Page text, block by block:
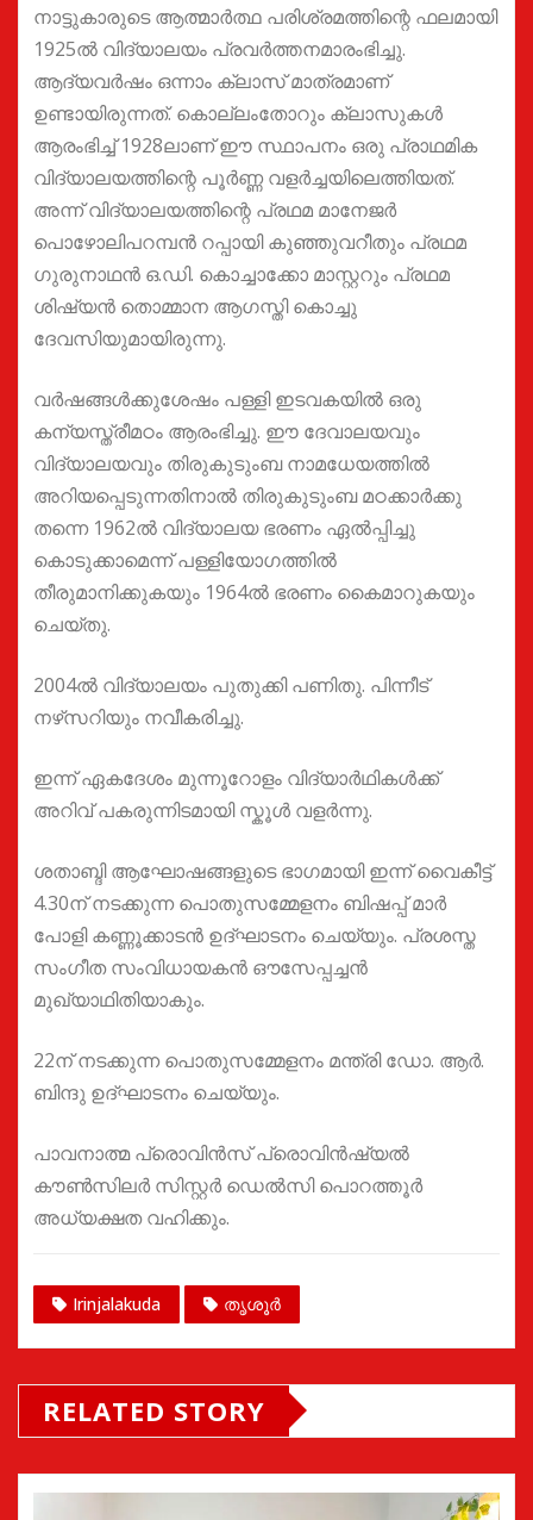
നാട്ടുകാരുടെ ആത്മാര്‍ത്ഥ പരിശ്രമത്തിന്റെ ഫലമായി
1925ല്‍ വിദ്യാലയം പ്രവര്‍ത്തനമാരംഭിച്ചു.
ആദ്യവര്‍ഷം ഒന്നാം ക്ലാസ് മാത്രമാണ്
ഉണ്ടായിരുന്നത്. കൊല്ലംതോറും ക്ലാസുകള്‍
ആരംഭിച്ച് 1928ലാണ് ഈ സ്ഥാപനം ഒരു പ്രാഥമിക
വിദ്യാലയത്തിന്റെ പൂര്‍ണ്ണ വളര്‍ച്ചയിലെത്തിയത്.
അന്ന് വിദ്യാലയത്തിന്റെ പ്രഥമ മാനേജര്‍
പൊഴോലിപറമ്പന്‍ റപ്പായി കുഞ്ഞുവറീതും പ്രഥമ
ഗുരുനാഥന്‍ ഒ.ഡി. കൊച്ചാക്കോ മാസ്റ്ററും പ്രഥമ
ശിഷ്യന്‍ തൊമ്മാന ആഗസ്തി കൊച്ചു
ദേവസിയുമായിരുന്നു.
വര്‍ഷങ്ങള്‍ക്കുശേഷം പള്ളി ഇടവകയില്‍ ഒരു
കന്യസ്ത്രീമഠം ആരംഭിച്ചു. ഈ ദേവാലയവും
വിദ്യാലയവും തിരുകുടുംബ നാമധേയത്തില്‍
അറിയപ്പെടുന്നതിനാല്‍ തിരുകുടുംബ മഠക്കാര്‍ക്കു
തന്നെ 1962ല്‍ വിദ്യാലയ ഭരണം ഏല്‍പ്പിച്ചു
കൊടുക്കാമെന്ന് പള്ളിയോഗത്തില്‍
തീരുമാനിക്കുകയും 1964ല്‍ ഭരണം കൈമാറുകയും
ചെയ്തു.
2004ല്‍ വിദ്യാലയം പുതുക്കി പണിതു. പിന്നീട്
നഴ്‌സറിയും നവീകരിച്ചു.
ഇന്ന് ഏകദേശം മുന്നൂറോളം വിദ്യാർഥികൾക്ക്
അറിവ് പകരുന്നിടമായി സ്കൂൾ വളർന്നു.
ശതാബ്ദി ആഘോഷങ്ങളുടെ ഭാഗമായി ഇന്ന് വൈകീട്ട്
4.30ന് നടക്കുന്ന പൊതുസമ്മേളനം ബിഷപ്പ് മാര്‍
പോളി കണ്ണൂക്കാടന്‍ ഉദ്ഘാടനം ചെയ്യും. പ്രശസ്ത
സംഗീത സംവിധായകന്‍ ഔസേപ്പച്ചന്‍
മുഖ്യാഥിതിയാകും.
22ന് നടക്കുന്ന പൊതുസമ്മേളനം മന്ത്രി ഡോ. ആര്‍.
ബിന്ദു ഉദ്ഘാടനം ചെയ്യും.
പാവനാത്മ പ്രൊവിന്‍സ് പ്രൊവിന്‍ഷ്യല്‍
കൗണ്‍സിലര്‍ സിസ്റ്റര്‍ ഡെല്‍സി പൊറത്തൂര്‍
അധ്യക്ഷത വഹിക്കും.
Irinjalakuda തൃശൂർ
RELATED STORY